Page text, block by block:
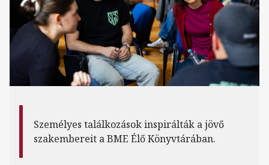
Személyes találkozások inspirálták a jövő
szakembereit a BME Élő Könyvtárában.